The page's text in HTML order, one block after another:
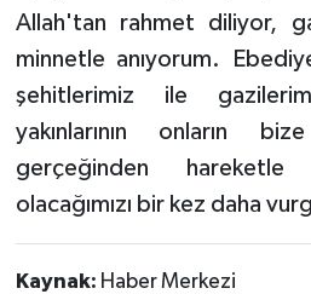
Allah'tan rahmet diliyor,
minnetle anıyorum.
şehitlerimiz ile
yakınlarının onların
gerçeğinden hareketle
olacağımızı bir kez daha
Kaynak: Haber Merkezi